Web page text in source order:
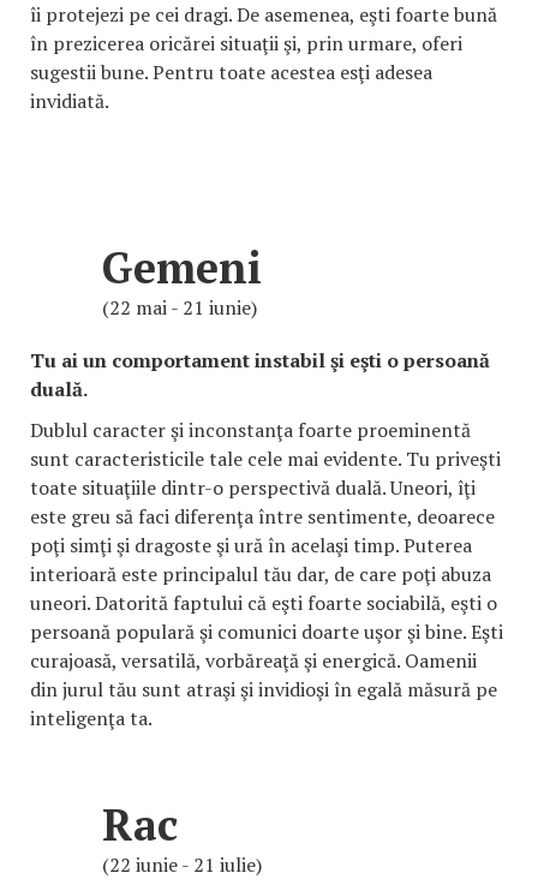
îi protejezi pe cei dragi. De asemenea, eşti foarte bună
în prezicerea oricărei situaţii şi, prin urmare, oferi
sugestii bune. Pentru toate acestea esţi adesea
invidiată.
Gemeni
(22 mai - 21 iunie)
Tu ai un comportament instabil şi eşti o persoană
duală.
Dublul caracter şi inconstanţa foarte proeminentă
sunt caracteristicile tale cele mai evidente. Tu priveşti
toate situaţiile dintr-o perspectivă duală. Uneori, îţi
este greu să faci diferenţa între sentimente, deoarece
poţi simţi şi dragoste şi ură în acelaşi timp. Puterea
interioară este principalul tău dar, de care poţi abuza
uneori. Datorită faptului că eşti foarte sociabilă, eşti o
persoană populară şi comunici doarte uşor şi bine. Eşti
curajoasă, versatilă, vorbăreaţă şi energică. Oamenii
din jurul tău sunt atraşi şi invidioşi în egală măsură pe
inteligenţa ta.
Rac
(22 iunie - 21 iulie)